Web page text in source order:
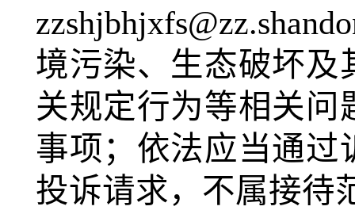
境污染、生态破坏及
关规定行为等相关问
事项；依法应当通过
投诉请求，不属接待